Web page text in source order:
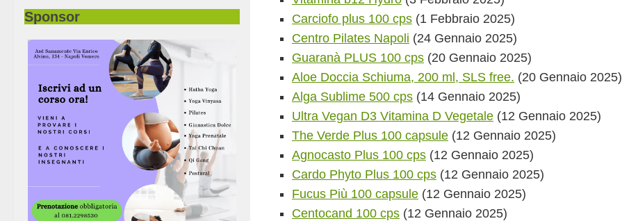
Carciofo plus 100 cps (1 Febbraio 2025)
Centro Pilates Napoli (24 Gennaio 2025)
Guaranà PLUS 100 cps (20 Gennaio 2025)
Aloe Doccia Schiuma, 200 ml, SLS free. (20 Gennaio 2025)
Alga Sublime 500 cps (14 Gennaio 2025)
Ultra Vegan D3 Vitamina D Vegetale (12 Gennaio 2025)
The Verde Plus 100 capsule (12 Gennaio 2025)
Agnocasto Plus 100 cps (12 Gennaio 2025)
Cardo Phyto Plus 100 cps (12 Gennaio 2025)
Fucus Più 100 capsule (12 Gennaio 2025)
Centocand 100 cps (12 Gennaio 2025)
Sponsor